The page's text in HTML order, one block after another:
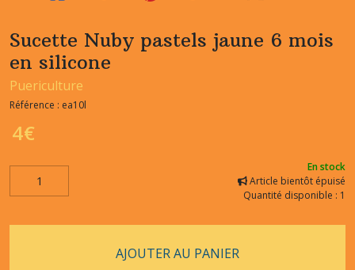
Sucette Nuby pastels jaune 6 mois
en silicone
Puericulture
Référence : ea10l
4€
En stock
Article bientôt épuisé
Quantité disponible : 1
AJOUTER AU PANIER